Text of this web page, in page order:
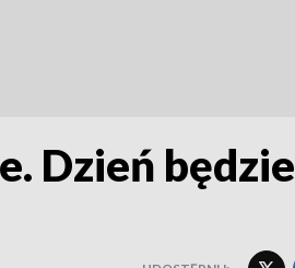
Dzień będzie